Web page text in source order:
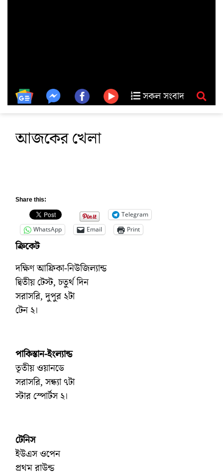
সকল সংবাদ
আজকের খেলা
Share this:
Telegram
WhatsApp
Email Print
ক্রিকেট
দক্ষিণ আফ্রিকা-নিউজিল্যান্ড
দ্বিতীয় টেস্ট, চতুর্থ দিন
সরাসরি, দুপুর ২টা
টেন ২।
পাকিস্তান-ইংল্যান্ড
তৃতীয় ওয়ানডে
সরাসরি, সন্ধ্যা ৭টা
স্টার স্পোর্টস ২।
টেনিস
ইউএস ওপেন
প্রথম রাউন্ড